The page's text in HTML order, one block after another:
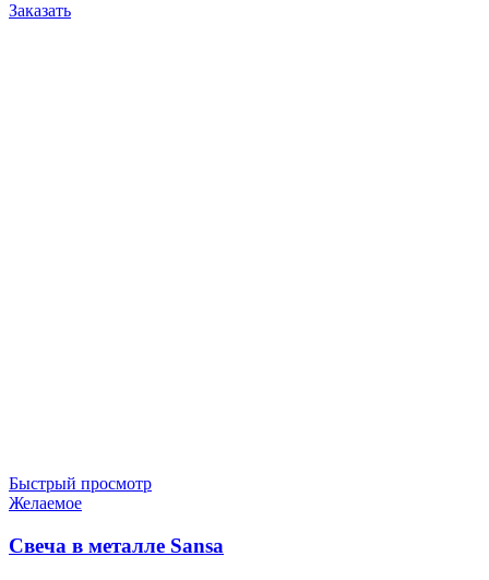
Заказать
Быстрый просмотр
Желаемое
Свеча в металле Sansa